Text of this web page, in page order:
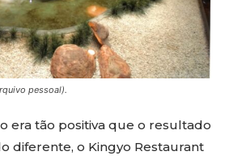
pessoal).
era tão positiva que o resultado
diferente, o Kingyo Restaurant